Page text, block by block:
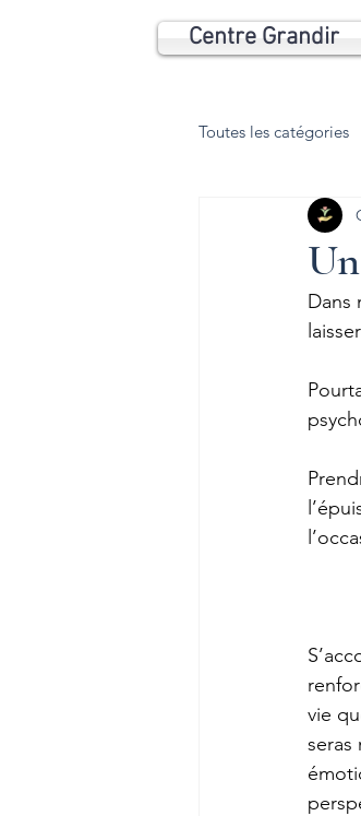
Centre Grandir
Toutes les catégories
Psychomotricité
TDI
Dans
vie
seras